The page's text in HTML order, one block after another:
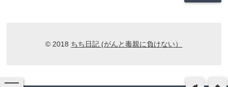
© 2018 ちち日記 (がんと毒親に負けない）